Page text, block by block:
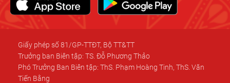
Giấy phép số 81/GP-TTĐT, Bộ TT&TT
Trưởng ban Biên tập: TS. Đỗ Phương Thảo
Phó Trưởng Ban Biên tập: ThS. Phạm Hoàng Tinh, ThS. Văn
Tiến Bằng